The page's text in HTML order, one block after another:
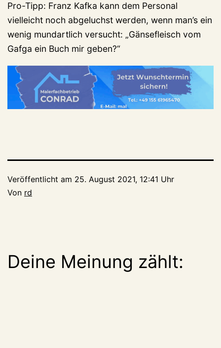
Pro-Tipp: Franz Kafka kann dem Personal
vielleicht noch abgeluchst werden, wenn man’s ein
wenig mundartlich versucht: „Gänsefleisch vom
Gafga ein Buch mir geben?“
Veröffentlicht am 25. August 2021, 12:41 Uhr
Von rd
Deine Meinung zählt: